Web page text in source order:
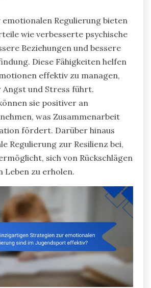
emotionalen Regulierung bieten
wie verbesserte psychische
Beziehungen und bessere
Diese Fähigkeiten helfen
effektiv zu managen,
Angst und Stress führt.
sie positiver an
was Zusammenarbeit
fördert. Darüber hinaus
Regulierung zur Resilienz bei,
sich von Rückschlägen
Leben zu erholen.